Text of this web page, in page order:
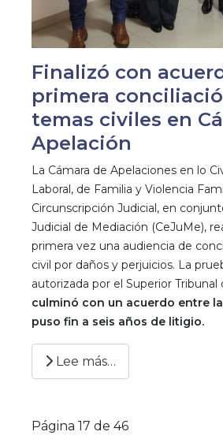
Finalizó con
primera
temas civiles en
Apelación
La Cámara de Apelaciones en lo
Laboral, de Familia y Violencia
Circunscripción Judicial, en
Judicial de Mediación (CeJuMe),
primera vez una audiencia de
civil por daños y perjuicios. La
autorizada por el Superior Tribunal
culminó con un acuerdo entre
puso fin a seis años de litigio.
Lee más…
Página 17 de 46